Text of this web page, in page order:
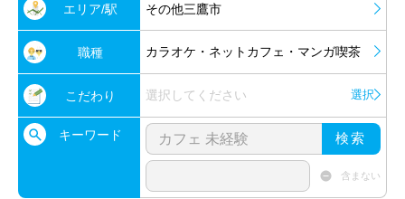
エリア/駅 その他三鷹市
職種 カラオケ・ネットカフェ・マンガ喫茶
こだわり 選択してください 選択
キーワード 検索
含まない